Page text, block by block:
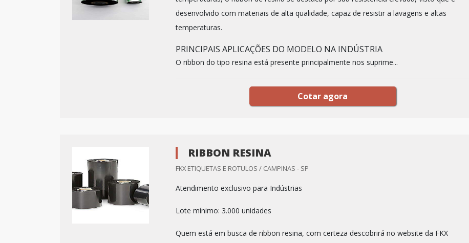
desenvolvido com materiais de alta qualidade, capaz de resistir a lavagens e altas
temperaturas.
PRINCIPAIS APLICAÇÕES DO MODELO NA INDÚSTRIA
O ribbon do tipo resina está presente principalmente nos suprime...
Cotar agora
RIBBON RESINA
FKX ETIQUETAS E ROTULOS / CAMPINAS - SP
Atendimento exclusivo para Indústrias
Lote mínimo: 3.000 unidades
Quem está em busca de ribbon resina, com certeza descobrirá no website da FKX